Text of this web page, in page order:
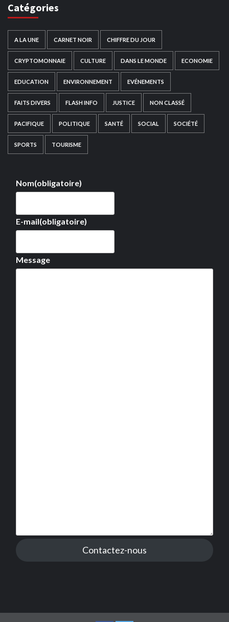
Catégories
A LA UNE CARNET NOIR CHIFFRE DU JOUR
CRYPTOMONNAIE CULTURE DANS LE MONDE ECONOMIE
EDUCATION ENVIRONNEMENT EVÉNEMENTS
FAITS DIVERS FLASH INFO JUSTICE NON CLASSÉ
PACIFIQUE POLITIQUE SANTÉ SOCIAL SOCIÉTÉ
SPORTS TOURISME
Nom(obligatoire)
E-mail(obligatoire)
Message
Contactez-nous